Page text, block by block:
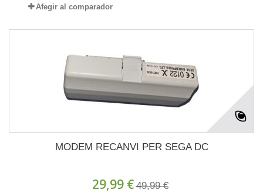
Afegir al comparador
MODEM RECANVI PER SEGA DC
29,99 € 49,99 €